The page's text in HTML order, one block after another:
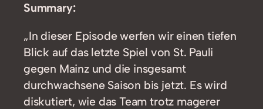
Summary:
„In dieser Episode werfen wir einen tiefen
Blick auf das letzte Spiel von St. Pauli
gegen Mainz und die insgesamt
durchwachsene Saison bis jetzt. Es wird
diskutiert, wie das Team trotz magerer